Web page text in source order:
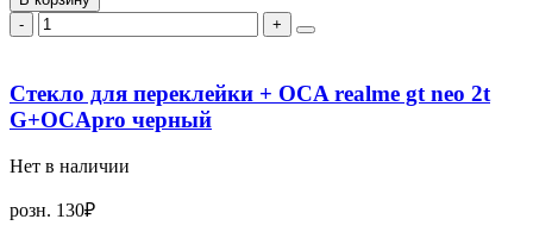
-
+
Стекло для переклейки + OCA realme gt neo 2t
G+OCApro черный
Нет в наличии
розн. 130₽